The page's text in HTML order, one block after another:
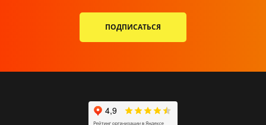
ПОДПИСАТЬСЯ